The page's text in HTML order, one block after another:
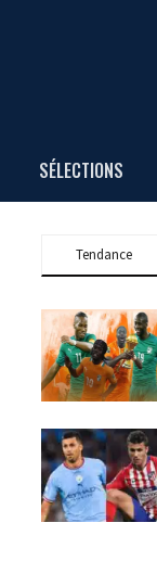
SÉLECTIONS
Tendance